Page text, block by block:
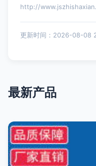
http://
更新时间：2026-08-08
最新产品